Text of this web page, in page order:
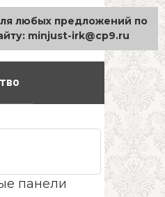
КАРТА САЙТА
панели
любых предложений по
minjust-irk@cp9.ru